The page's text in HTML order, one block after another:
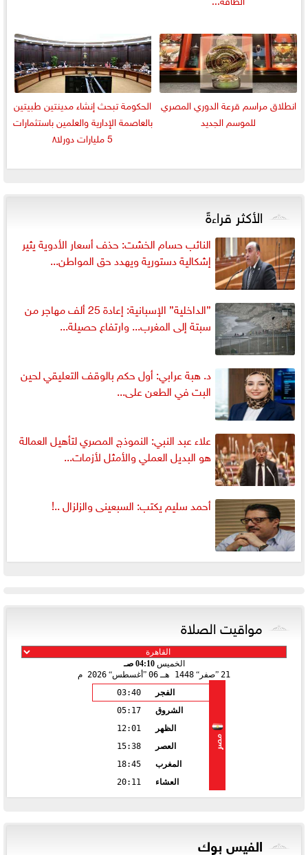
انطلاق مراسم قرعة الدوري المصري
للموسم الجديد
الحكومة تبحث إنشاء مدينتين طبيتين
بالعاصمة الإدارية والعلمين باستثمارات
5 مليارات دورلا٨
الأكثر قراءةً
النائب حسام الخشت: حذف أسعار الأدوية يثير
إشكالية دستورية ويهدد حق المواطن...
”الداخلية” الإسبانية: إعادة 25 ألف مهاجر من
سبتة إلى المغرب... وارتفاع حصيلة...
د. هبة عرابي: أول حكم بالوقف التعليقي لحين
البت في الطعن على...
علاء عبد النبي: النموذج المصري لتأهيل العمالة
هو البديل العملي والأمثل لأزمات...
أحمد سليم يكتب: السبعينى والزلزال ..!
مواقيت الصلاة
الخميس04:10 صـ
21 صفر 1448 هـ 06 أغسطس 2026 م
مصر
الفجر
03:40
الشروق
05:17
الظهر
12:01
العصر
15:38
المغرب
18:45
العشاء
20:11
الفيس بوك